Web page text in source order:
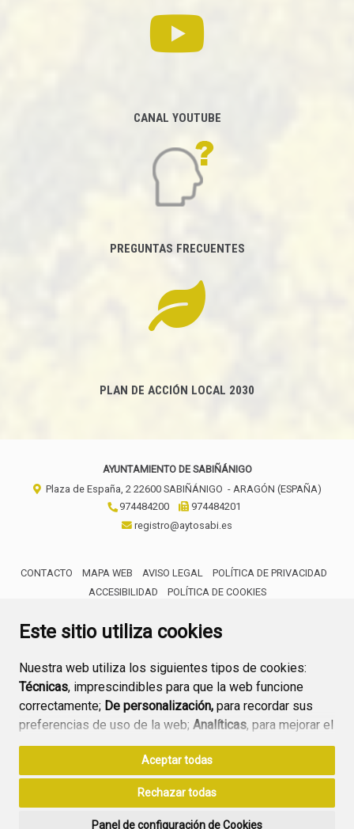
Este sitio utiliza cookies
Nuestra web utiliza los siguientes tipos de cookies:
Técnicas, imprescindibles para que la web funcione
correctamente; De personalización, para recordar sus
preferencias de uso de la web; Analíticas, para mejorar el
funcionamiento de la web y sus servicios.
Si acepta pulsando el botón“Aceptar todas”
consideramos que acepta su uso. Si pulsa el botón
Aceptar todas
Rechazar todas
Panel de configuración de Cookies
CANAL YOUTUBE
PREGUNTAS FRECUENTES
PLAN DE ACCIÓN LOCAL 2030
AYUNTAMIENTO DE SABIÑÁNIGO
Plaza de España, 2 22600 SABIÑÁNIGO - ARAGÓN (ESPAÑA)
974484200
974484201
registro@aytosabi.es
CONTACTO MAPA WEB AVISO LEGAL
POLÍTICA DE PRIVACIDAD
ACCESIBILIDAD
POLÍTICA DE COOKIES